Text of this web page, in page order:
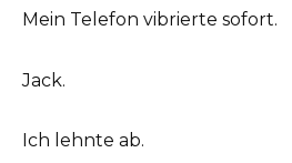
Mein Telefon vibrierte sofort.
Jack.
Ich lehnte ab.